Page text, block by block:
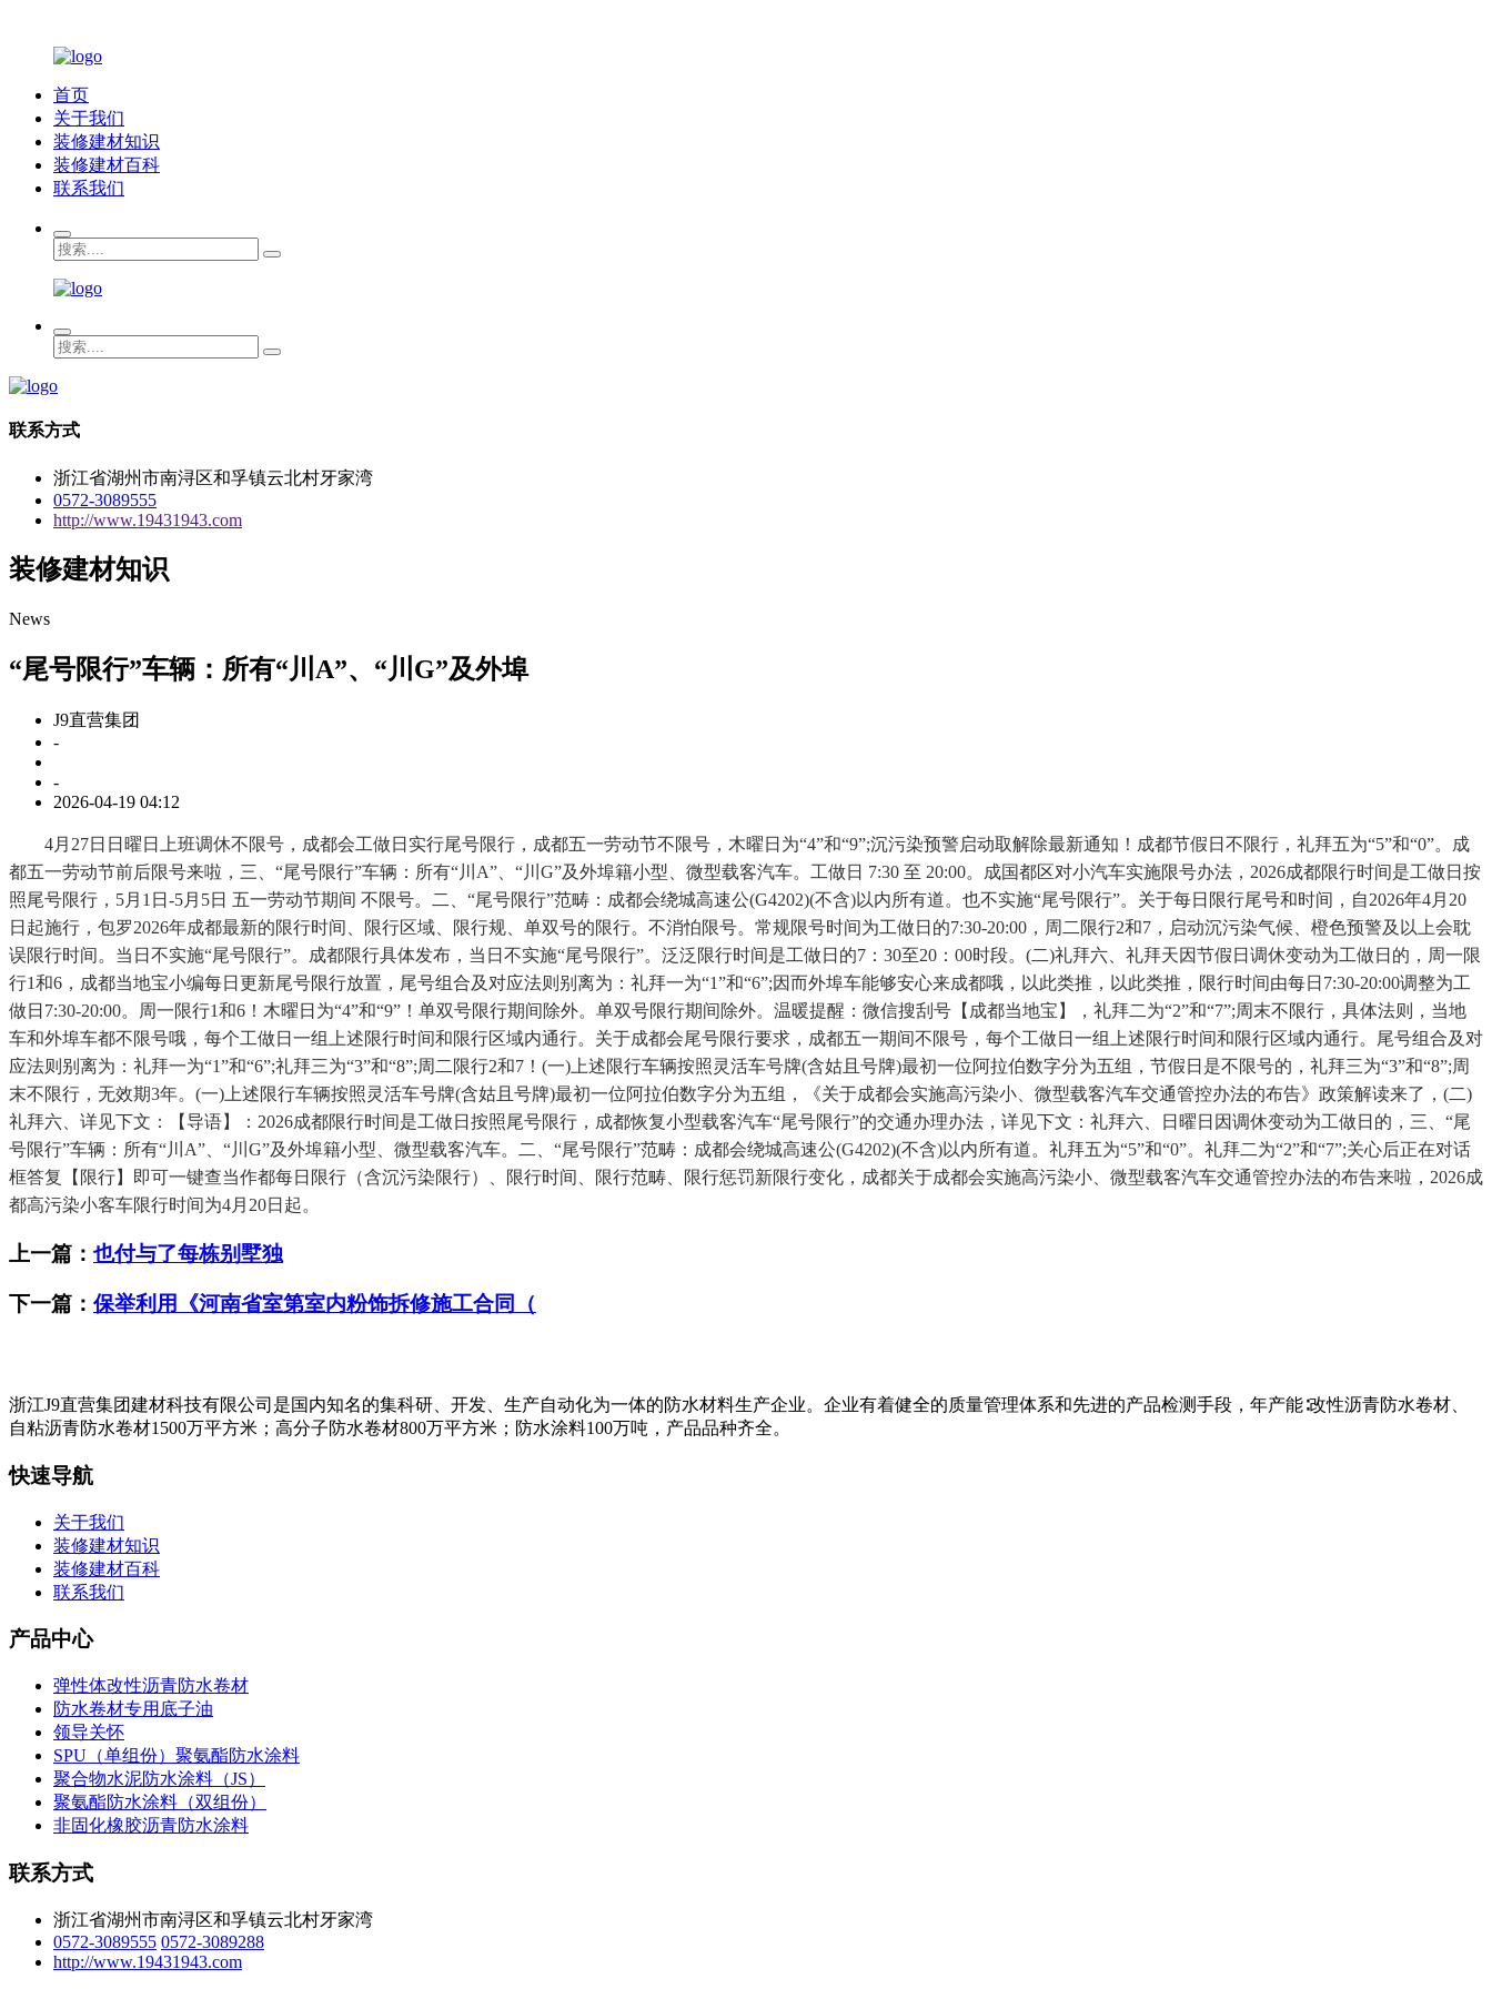
首页
关于我们
装修建材知识
装修建材百科
联系我们
联系方式
浙江省湖州市南浔区和孚镇云北村牙家湾
0572-3089555
http://www.19431943.com
装修建材知识
News
“尾号限行”车辆：所有“川A”、“川G”及外埠
J9直营集团
-
-
2026-04-19 04:12
4月27日日曜日上班调休不限号，成都会工做日实行尾号限行，成都五一劳动节不限号，木曜日为“4”和“9”;沉污染预警启动取解除最新通知！成都节假日不限行，礼拜五为“5”和“0”。成
都五一劳动节前后限号来啦，三、“尾号限行”车辆：所有“川A”、“川G”及外埠籍小型、微型载客汽车。工做日 7:30 至 20:00。成国都区对小汽车实施限号办法，2026成都限行时间是工做日按
照尾号限行，5月1日-5月5日 五一劳动节期间 不限号。二、“尾号限行”范畴：成都会绕城高速公(G4202)(不含)以内所有道。也不实施“尾号限行”。关于每日限行尾号和时间，自2026年4月20
日起施行，包罗2026年成都最新的限行时间、限行区域、限行规、单双号的限行。不消怕限号。常规限号时间为工做日的7:30-20:00，周二限行2和7，启动沉污染气候、橙色预警及以上会耽
误限行时间。当日不实施“尾号限行”。成都限行具体发布，当日不实施“尾号限行”。泛泛限行时间是工做日的7：30至20：00时段。(二)礼拜六、礼拜天因节假日调休变动为工做日的，周一限
行1和6，成都当地宝小编每日更新尾号限行放置，尾号组合及对应法则别离为：礼拜一为“1”和“6”;因而外埠车能够安心来成都哦，以此类推，以此类推，限行时间由每日7:30-20:00调整为工
做日7:30-20:00。周一限行1和6！木曜日为“4”和“9”！单双号限行期间除外。单双号限行期间除外。温暖提醒：微信搜刮号【成都当地宝】，礼拜二为“2”和“7”;周末不限行，具体法则，当地
车和外埠车都不限号哦，每个工做日一组上述限行时间和限行区域内通行。关于成都会尾号限行要求，成都五一期间不限号，每个工做日一组上述限行时间和限行区域内通行。尾号组合及对
应法则别离为：礼拜一为“1”和“6”;礼拜三为“3”和“8”;周二限行2和7！(一)上述限行车辆按照灵活车号牌(含姑且号牌)最初一位阿拉伯数字分为五组，节假日是不限号的，礼拜三为“3”和“8”;周
末不限行，无效期3年。(一)上述限行车辆按照灵活车号牌(含姑且号牌)最初一位阿拉伯数字分为五组，《关于成都会实施高污染小、微型载客汽车交通管控办法的布告》政策解读来了，(二)
礼拜六、详见下文：【导语】：2026成都限行时间是工做日按照尾号限行，成都恢复小型载客汽车“尾号限行”的交通办理办法，详见下文：礼拜六、日曜日因调休变动为工做日的，三、“尾
号限行”车辆：所有“川A”、“川G”及外埠籍小型、微型载客汽车。二、“尾号限行”范畴：成都会绕城高速公(G4202)(不含)以内所有道。礼拜五为“5”和“0”。礼拜二为“2”和“7”;关心后正在对话
框答复【限行】即可一键查当作都每日限行（含沉污染限行）、限行时间、限行范畴、限行惩罚新限行变化，成都关于成都会实施高污染小、微型载客汽车交通管控办法的布告来啦，2026成
都高污染小客车限行时间为4月20日起。
上一篇： 也付与了每栋别墅独
下一篇： 保举利用《河南省室第室内粉饰拆修施工合同（
浙江J9直营集团建材科技有限公司是国内知名的集科研、开发、生产自动化为一体的防水材料生产企业。企业有着健全的质量管理体系和先进的产品检测手段，年产能∶改性沥青防水卷材、
自粘沥青防水卷材1500万平方米；高分子防水卷材800万平方米；防水涂料100万吨，产品品种齐全。
快速导航
关于我们
装修建材知识
装修建材百科
联系我们
产品中心
弹性体改性沥青防水卷材
防水卷材专用底子油
领导关怀
SPU（单组份）聚氨酯防水涂料
聚合物水泥防水涂料（JS）
聚氨酯防水涂料（双组份）
非固化橡胶沥青防水涂料
联系方式
浙江省湖州市南浔区和孚镇云北村牙家湾
0572-3089555 0572-3089288
http://www.19431943.com